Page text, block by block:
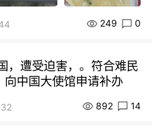
249 0
，遭受迫害，。符合难民
中国大使馆申请补办
892 14